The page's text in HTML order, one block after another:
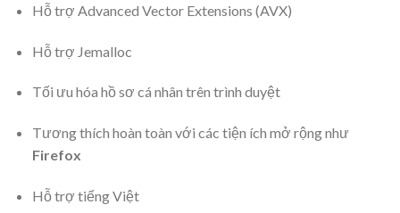
Hỗ trợ Advanced Vector Extensions (AVX)
Hỗ trợ Jemalloc
Tối ưu hóa hồ sơ cá nhân trên trình duyệt
Tương thích hoàn toàn với các tiện ích mở rộng như
Firefox
Hỗ trợ tiếng Việt